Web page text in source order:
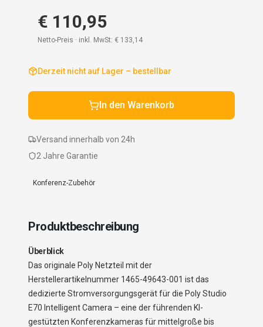
€ 110,95
Netto-Preis · inkl. MwSt: € 133,14
Derzeit nicht auf Lager – bestellbar
In den Warenkorb
Versand innerhalb von 24h
2 Jahre Garantie
Konferenz-Zubehör
Produktbeschreibung
Überblick
Das originale Poly Netzteil mit der
Herstellerartikelnummer 1465-49643-001 ist das
dedizierte Stromversorgungsgerät für die Poly Studio
E70 Intelligent Camera – eine der führenden KI-
gestützten Konferenzkameras für mittelgroße bis